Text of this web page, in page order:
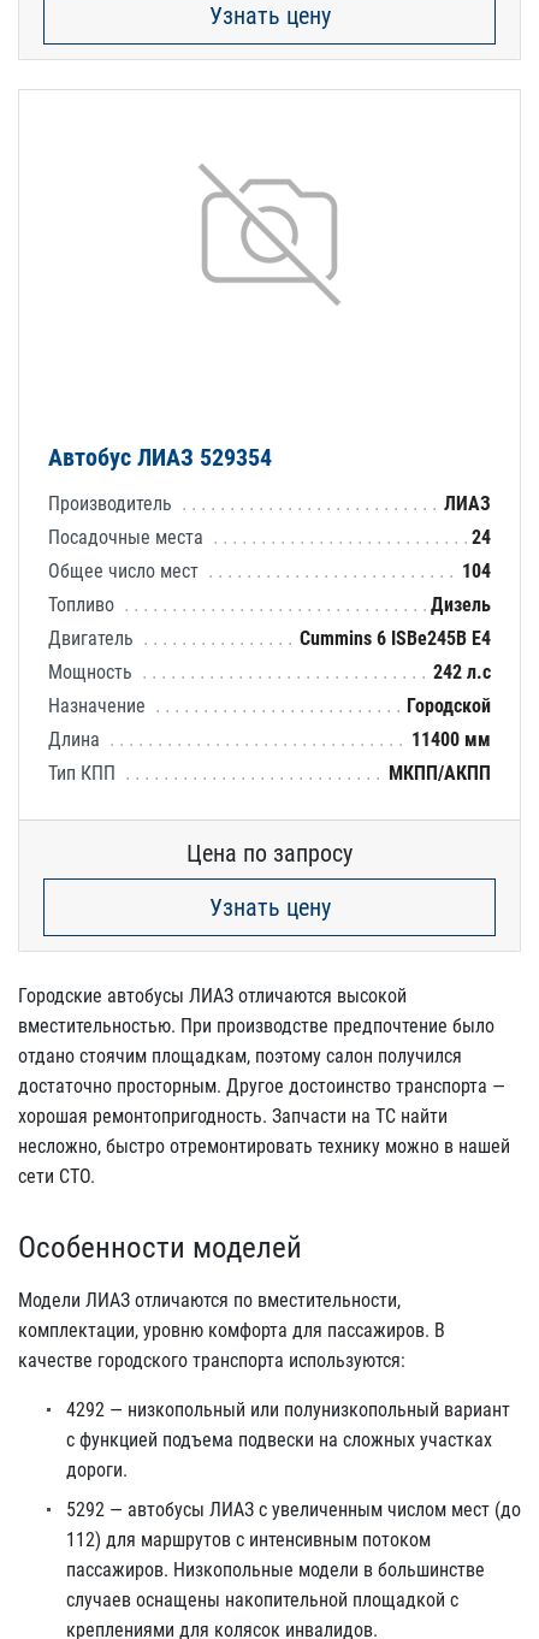
Узнать цену
Автобус ЛИАЗ 529354
Производитель
ЛИАЗ
Посадочные места
24
Общее число мест
104
Топливо
Дизель
Двигатель
Cummins 6 ISBe245B E4
Мощность
242 л.с
Назначение
Городской
Длина
11400 мм
Тип КПП
МКПП/АКПП
Цена по запросу
Узнать цену
Городские автобусы ЛИАЗ отличаются высокой
вместительностью. При производстве предпочтение было
отдано стоячим площадкам, поэтому салон получился
достаточно просторным. Другое достоинство транспорта —
хорошая ремонтопригодность. Запчасти на ТС найти
несложно, быстро отремонтировать технику можно в нашей
сети СТО.
Особенности моделей
Модели ЛИАЗ отличаются по вместительности,
комплектации, уровню комфорта для пассажиров. В
качестве городского транспорта используются:
4292 — низкопольный или полунизкопольный вариант
с функцией подъема подвески на сложных участках
дороги.
5292 — автобусы ЛИАЗ с увеличенным числом мест (до
112) для маршрутов с интенсивным потоком
пассажиров. Низкопольные модели в большинстве
случаев оснащены накопительной площадкой с
креплениями для колясок инвалидов.